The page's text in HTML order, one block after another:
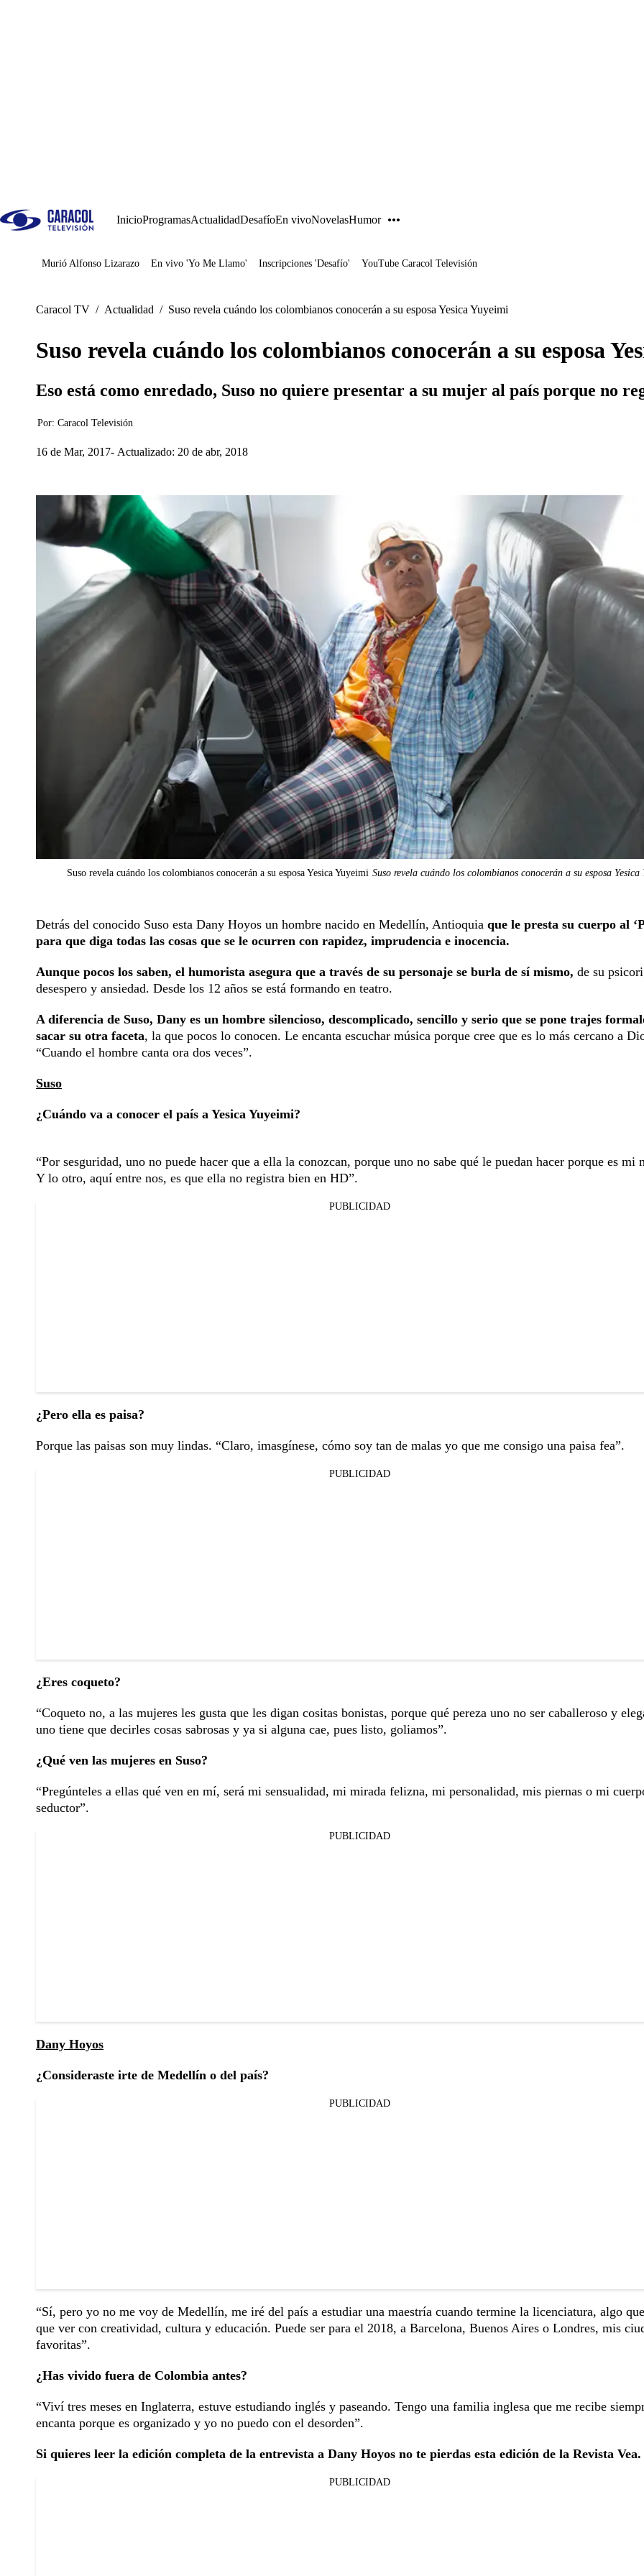
InicioProgramasActualidadDesafíoEn vivoNovelasHumor
Juegos
Murió Alfonso Lizarazo En vivo 'Yo Me Llamo' Inscripciones 'Desafío' YouTube Caracol Televisión
Caracol TV / Actualidad / Suso revela cuándo los colombianos conocerán a su esposa Yesica Yuyeimi
Suso revela cuándo los colombianos conocerán a su esposa
Eso está como enredado, Suso no quiere presentar a su mujer al país porque no
Por: Caracol Televisión
16 de Mar, 2017 Actualizado: 20 de abr, 2018
Suso revela cuándo los colombianos conocerán a su esposa Yesica Yuyeimi Suso revela cuándo los colombianos conocerán a su esposa Yesica
Detrás del conocido Suso esta Dany Hoyos un hombre nacido en Medellín, Antioquia que le presta su cuerpo al
para que diga todas las cosas que se le ocurren con rapidez, imprudencia e inocencia.
Aunque pocos los saben, el humorista asegura que a través de su personaje se burla de sí mismo, de su
desespero y ansiedad. Desde los 12 años se está formando en teatro.
A diferencia de Suso, Dany es un hombre silencioso, descomplicado, sencillo y serio que se pone trajes
sacar su otra faceta, la que pocos lo conocen. Le encanta escuchar música porque cree que es lo más cercano a
“Cuando el hombre canta ora dos veces”.
Suso
¿Cuándo va a conocer el país a Yesica Yuyeimi?
“Por sesguridad, uno no puede hacer que a ella la conozcan, porque uno no sabe qué le puedan hacer porque es mi
Y lo otro, aquí entre nos, es que ella no registra bien en HD”.
PUBLICIDAD
¿Pero ella es paisa?
Porque las paisas son muy lindas. “Claro, imasgínese, cómo soy tan de malas yo que me consigo una paisa fea”.
PUBLICIDAD
¿Eres coqueto?
“Coqueto no, a las mujeres les gusta que les digan cositas bonistas, porque qué pereza uno no ser caballeroso y
uno tiene que decirles cosas sabrosas y ya si alguna cae, pues listo, goliamos”.
¿Qué ven las mujeres en Suso?
“Pregúnteles a ellas qué ven en mí, será mi sensualidad, mi mirada felizna, mi personalidad, mis piernas o mi
seductor”.
PUBLICIDAD
Dany Hoyos
¿Consideraste irte de Medellín o del país?
PUBLICIDAD
“Sí, pero yo no me voy de Medellín, me iré del país a estudiar una maestría cuando termine la licenciatura, algo
que ver con creatividad, cultura y educación. Puede ser para el 2018, a Barcelona, Buenos Aires o Londres, mis
favoritas”.
¿Has vivido fuera de Colombia antes?
“Viví tres meses en Inglaterra, estuve estudiando inglés y paseando. Tengo una familia inglesa que me recibe
encanta porque es organizado y yo no puedo con el desorden”.
Si quieres leer la edición completa de la entrevista a Dany Hoyos no te pierdas esta edición de la Revista Vea.
PUBLICIDAD